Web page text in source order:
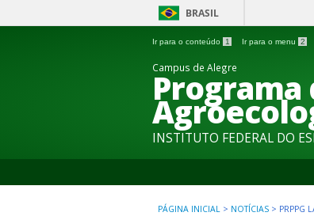
BRASIL
Ir para o conteúdo 1 Ir para o menu 2
Campus de Alegre
Programa
INSTITUTO FEDERAL DO
PÁGINA INICIAL > NOTÍCIAS > PRPPG